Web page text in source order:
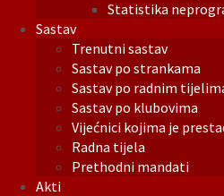
Statistika
Sastav
Trenutni sastav
Sastav po strankama
Sastav po radnim
Sastav po klubovima
Vijećnici kojima je
Radna tijela
Prethodni mandati
Akti